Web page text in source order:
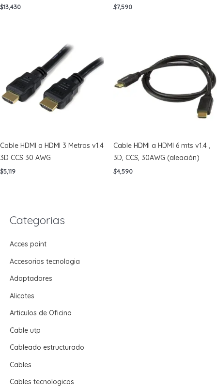
Categorias
Acces point
Accesorios tecnologia
Adaptadores
Alicates
Articulos de Oficina
Cable utp
Cableado estructurado
Cables
Cables tecnologicos
$13,430 $7,590
Cable HDMI a HDMI 3 Metros v1.4
3D CCS 30 AWG
$5,119
Cable HDMI a HDMI 6 mts v1.4 ,
3D, CCS, 30AWG (aleación)
$4,590